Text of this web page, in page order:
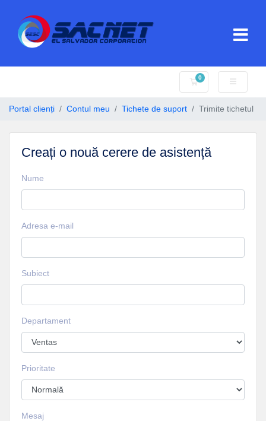
0
Coș de cumpărături
Portal clienți Contul meu Tichete de suport Trimite tichetul
Creați o nouă cerere de asistență
Nume
Adresa e-mail
Subiect
Departament
Prioritate
Mesaj